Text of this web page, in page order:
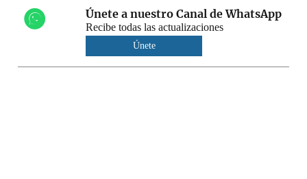
Únete a nuestro Canal de WhatsApp
Recibe todas las actualizaciones
Únete